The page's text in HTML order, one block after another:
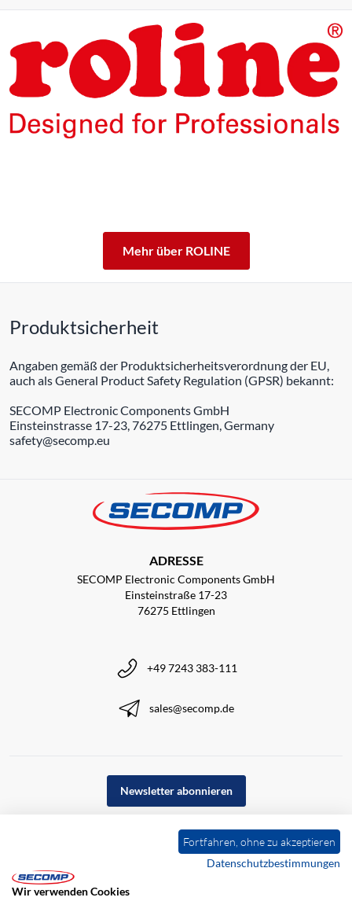
Mehr über ROLINE
Produktsicherheit
Angaben gemäß der Produktsicherheitsverordnung der EU,
auch als General Product Safety Regulation (GPSR) bekannt:
SECOMP Electronic Components GmbH
Einsteinstrasse 17-23, 76275 Ettlingen, Germany
safety@secomp.eu
ADRESSE
SECOMP Electronic Components GmbH
Einsteinstraße 17-23
76275 Ettlingen
+49 7243 383-111
sales@secomp.de
Newsletter abonnieren
Fortfahren, ohne zu akzeptieren
Datenschutzbestimmungen
Wir verwenden Cookies